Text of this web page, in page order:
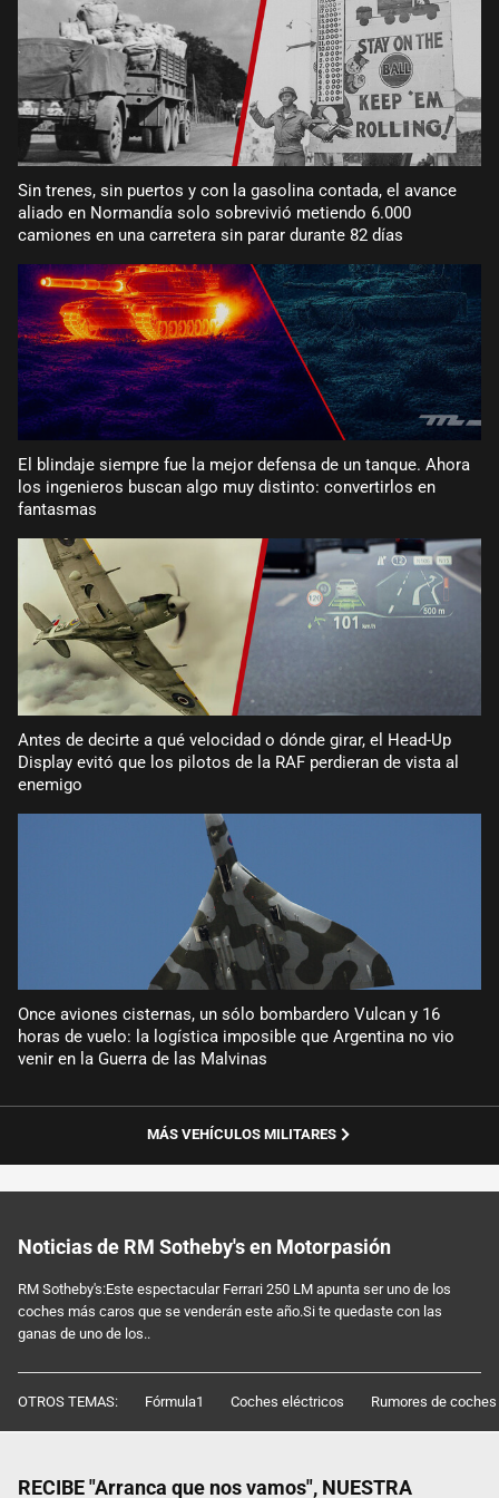
Sin trenes, sin puertos y con la gasolina contada, el avance
aliado en Normandía solo sobrevivió metiendo 6.000
camiones en una carretera sin parar durante 82 días
El blindaje siempre fue la mejor defensa de un tanque. Ahora
los ingenieros buscan algo muy distinto: convertirlos en
fantasmas
Antes de decirte a qué velocidad o dónde girar, el Head-Up
Display evitó que los pilotos de la RAF perdieran de vista al
enemigo
Once aviones cisternas, un sólo bombardero Vulcan y 16
horas de vuelo: la logística imposible que Argentina no vio
venir en la Guerra de las Malvinas
MÁS VEHÍCULOS MILITARES
Noticias de RM Sotheby's en Motorpasión
RM Sotheby's:Este espectacular Ferrari 250 LM apunta ser uno de los
coches más caros que se venderán este año.Si te quedaste con las
ganas de uno de los..
OTROS TEMAS: Fórmula1 Coches eléctricos Rumores de coches
RECIBE "Arranca que nos vamos", NUESTRA